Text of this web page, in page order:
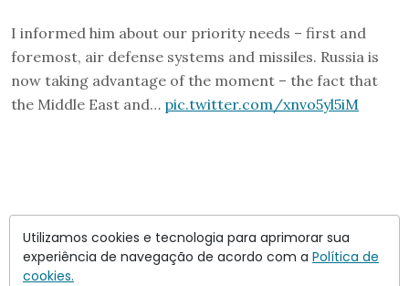
I informed him about our priority needs – first and
foremost, air defense systems and missiles. Russia is
now taking advantage of the moment – the fact that
the Middle East and… pic.twitter.com/xnvo5yl5iM
Utilizamos cookies e tecnologia para aprimorar sua
experiência de navegação de acordo com a Política de
cookies.